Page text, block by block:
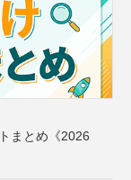
まとめ《2026